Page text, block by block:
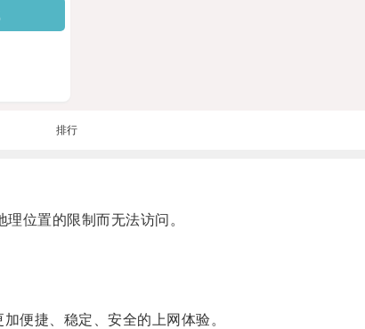
排行
位置的限制而无法访问。
捷、稳定、安全的上网体验。